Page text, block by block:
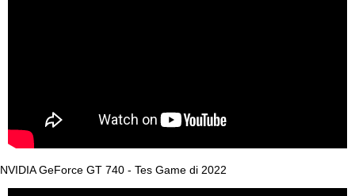
NVIDIA GeForce GT 740 - Tes Game di 2022